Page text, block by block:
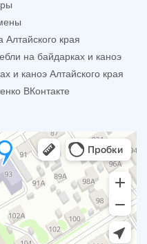
Алтайского края
на байдарках и каноэ
и каноэ Алтайского края
ВКонтакте